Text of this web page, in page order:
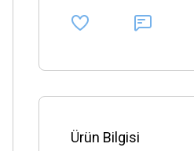
Ürün Bilgisi